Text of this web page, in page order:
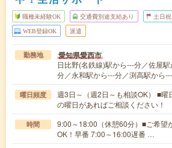
職種未経験OK 交通費別途支給あり 土日
WEB登録OK 派遣
勤務地 愛知県愛西市
日比野(名鉄線)駅から---分／佐屋
分／永和駅から---分／渕高駅から
曜日頻度
週3日～（週2日～も相談OK） ■曜
の曜日があればご相談ください！
時間
9:00～18:00（休憩60分）■ご希望
OK！早番 7:00～16:00遅番 …